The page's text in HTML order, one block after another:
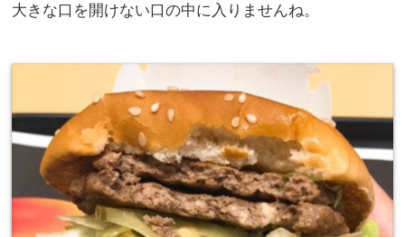
大きな口を開けない口の中に入りませんね。